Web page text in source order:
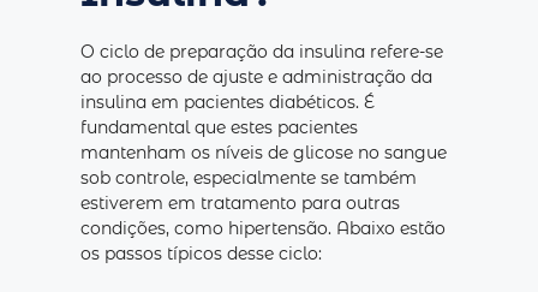
O ciclo de preparação da insulina refere-se
ao processo de ajuste e administração da
insulina em pacientes diabéticos. É
fundamental que estes pacientes
mantenham os níveis de glicose no sangue
sob controle, especialmente se também
estiverem em tratamento para outras
condições, como hipertensão. Abaixo estão
os passos típicos desse ciclo: